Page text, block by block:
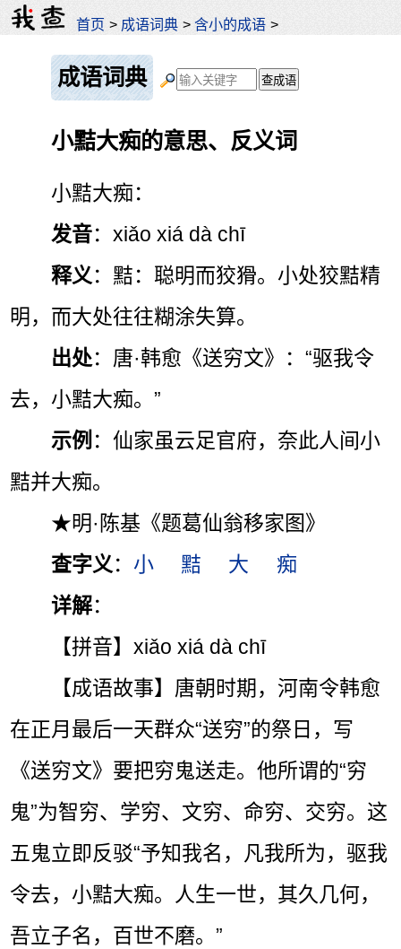
首页 > 成语词典 >含小的成语 >
成语词典
小黠大痴的意思、反义词
小黠大痴：
发音：xiǎo xiá dà chī
释义 ：黠：聪明而狡猾。小处狡黠精
明，而大处往往糊涂失算。
出处：唐·韩愈《送穷文》：“驱我令
去，小黠大痴。”
示例 ：仙家虽云足官府，奈此人间小
黠并大痴。
★明·陈基《题葛仙翁移家图》
查字义 ： 小 黠 大
痴
详解：
【拼音】xiǎo xiá dà chī
【成语故事】唐朝时期，河南令韩愈
在正月最后一天群众“送穷”的祭日，写
《送穷文》要把穷鬼送走。他所谓的“穷
鬼”为智穷、学穷、文穷、命穷、交穷。这
五鬼立即反驳“予知我名，凡我所为，驱我
令去，小黠大痴。人生一世，其久几何，
吾立子名，百世不磨。”